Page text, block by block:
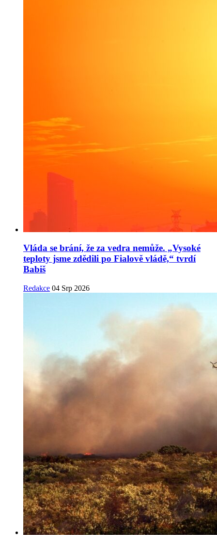
Vláda se brání, že za vedra nemůže. „Vysoké
teploty jsme zdědili po Fialově vládě,“ tvrdí
Babiš
Redakce 04 Srp 2026